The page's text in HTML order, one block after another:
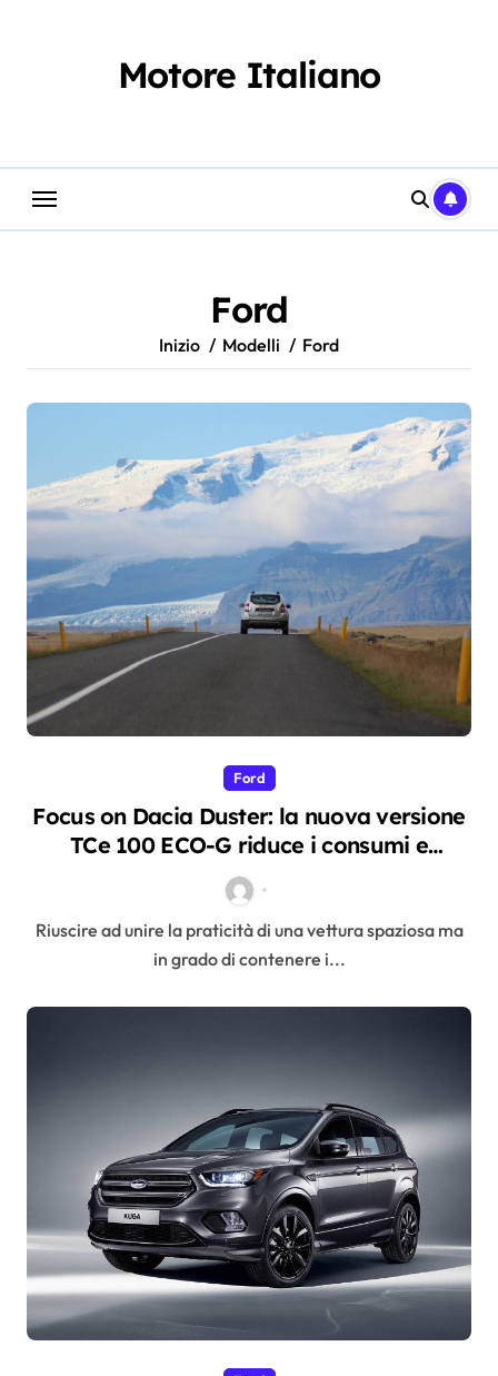
Motore Italiano
Ford
Inizio Modelli Ford
Ford
Focus on Dacia Duster: la nuova versione
TCe 100 ECO-G riduce i consumi e
migliora le prestazioni
Riuscire ad unire la praticità di una vettura spaziosa ma
in grado di contenere i...